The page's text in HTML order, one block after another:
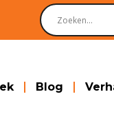
Blog